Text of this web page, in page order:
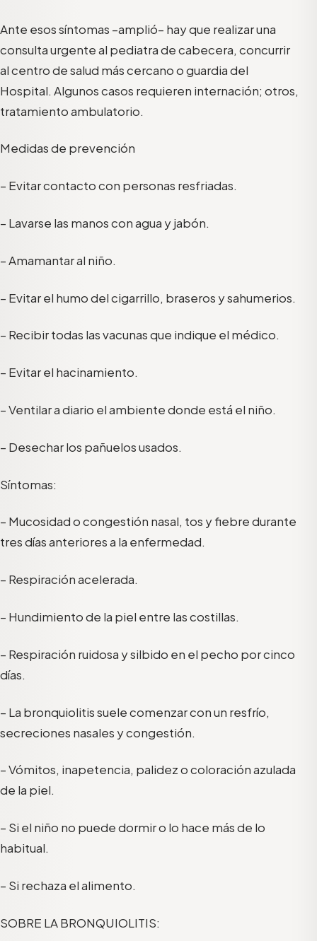
Ante esos síntomas –amplió– hay que realizar una
consulta urgente al pediatra de cabecera, concurrir
al centro de salud más cercano o guardia del
Hospital. Algunos casos requieren internación; otros,
tratamiento ambulatorio.
Medidas de prevención
– Evitar contacto con personas resfriadas.
– Lavarse las manos con agua y jabón.
– Amamantar al niño.
– Evitar el humo del cigarrillo, braseros y sahumerios.
– Recibir todas las vacunas que indique el médico.
– Evitar el hacinamiento.
– Ventilar a diario el ambiente donde está el niño.
– Desechar los pañuelos usados.
Síntomas:
– Mucosidad o congestión nasal, tos y fiebre durante
tres días anteriores a la enfermedad.
– Respiración acelerada.
– Hundimiento de la piel entre las costillas.
– Respiración ruidosa y silbido en el pecho por cinco
días.
– La bronquiolitis suele comenzar con un resfrío,
secreciones nasales y congestión.
– Vómitos, inapetencia, palidez o coloración azulada
de la piel.
– Si el niño no puede dormir o lo hace más de lo
habitual.
– Si rechaza el alimento.
SOBRE LA BRONQUIOLITIS: